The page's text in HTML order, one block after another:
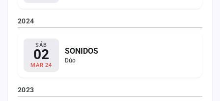
2024
SÁB
02
MAR 24
SONIDOS
Dúo
2023